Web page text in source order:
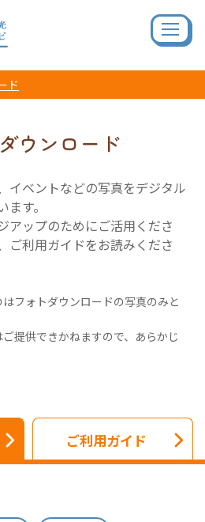
ド
ウンロード
イベントなどの写真をデジタル
す。
アップのためにご活用くださ
ご利用ガイドをお読みくださ
フォトダウンロードの写真のみと
提供できかねますので、あらかじ
ご利用ガイド